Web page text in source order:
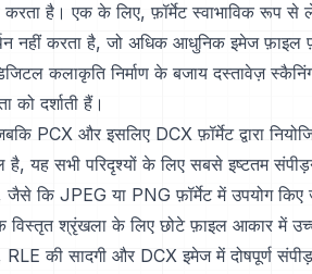
है। एक के लिए, फ़ॉर्मेट स्वाभाविक रूप से
नहीं करता है, जो अधिक आधुनिक इमेज फ़ाइल
कलाकृति निर्माण के बजाय दस्तावेज़
को दर्शाती हैं।
PCX और इसलिए DCX फ़ॉर्मेट द्वारा
यह सभी परिदृश्यों के लिए सबसे इष्टतम
जैसे कि JPEG या PNG फ़ॉर्मेट में उपयोग
विस्तृत श्रृंखला के लिए छोटे फ़ाइल आकार में
की सादगी और DCX इमेज में दोषपूर्ण